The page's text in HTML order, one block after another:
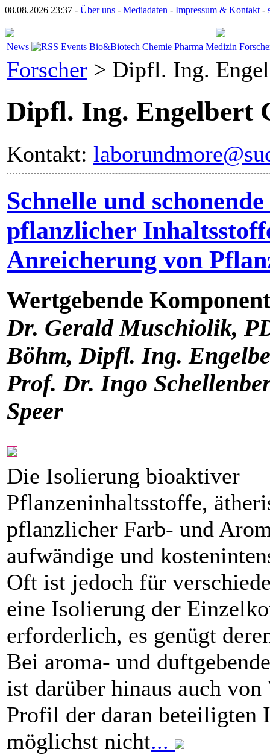
08.08.2026 23:37 - Über uns - Mediadaten - Impressum & Kontakt -
News Events Bio&Biotech Chemie Pharma Medizin
Forscher > Dipfl. Ing.
Dipfl. Ing. Engelbert
Kontakt:
Schnelle und
pflanzlicher
Anreicherung von
Wertgebende
Dr. Gerald Muschiolik,
Böhm, Dipfl. Ing.
Prof. Dr. Ingo
Speer
Die Isolierung bioaktiver
Pflanzeninhaltsstoffe,
pflanzlicher Farb- und
aufwändige und
Oft ist jedoch für
eine Isolierung der
erforderlich, es genügt
Bei aroma- und
ist darüber hinaus auch
Profil der daran ­beteiligten
möglichst nicht...